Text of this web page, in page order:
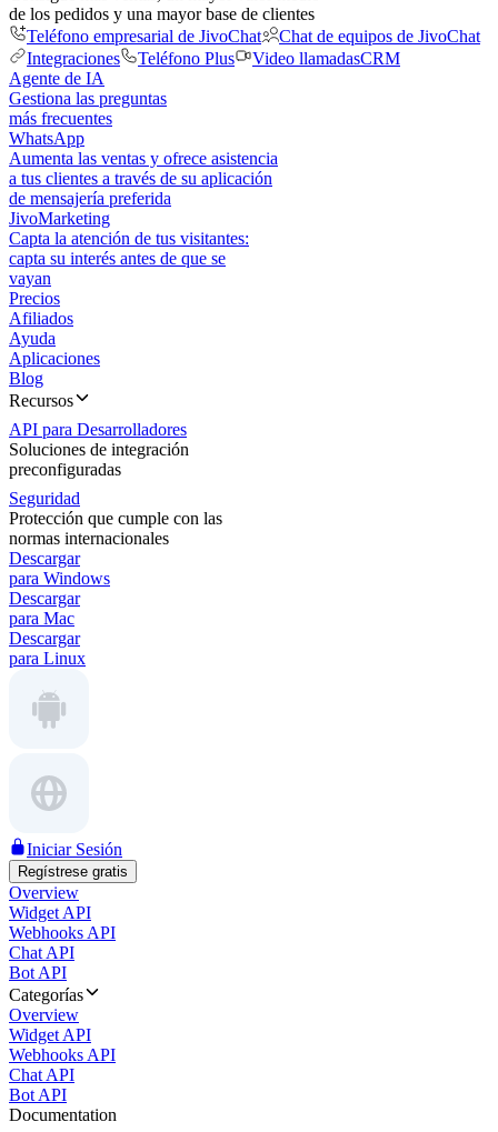
de los pedidos y una mayor base de clientes
Teléfono empresarial de JivoChat
Chat de equipos de JivoChat
Integraciones
Teléfono Plus Video llamadasCRM
Agente de IA
Gestiona las preguntas
más frecuentes
WhatsApp
Aumenta las ventas y ofrece asistencia
a tus clientes a través de su aplicación
de mensajería preferida
JivoMarketing
Capta la atención de tus visitantes:
capta su interés antes de que se
vayan
Precios
Afiliados
Ayuda
Aplicaciones
Blog
Recursos
API para Desarrolladores
Soluciones de integración
preconfiguradas
Seguridad
Protección que cumple con las
normas internacionales
Descargar
para Windows
Descargar
para Mac
Descargar
para Linux
Iniciar Sesión
Regístrese gratis
Overview
Widget API
Webhooks API
Chat API
Bot API
Categorías
Overview
Widget API
Webhooks API
Chat API
Bot API
Documentation